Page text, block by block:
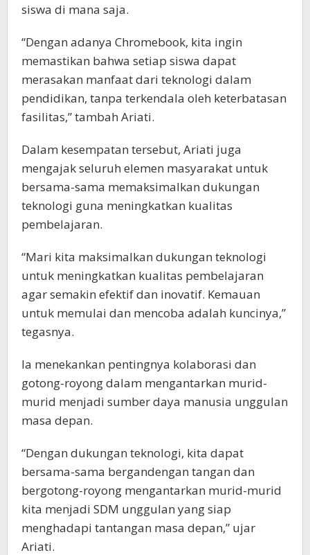
siswa di mana saja.
“Dengan adanya Chromebook, kita ingin
memastikan bahwa setiap siswa dapat
merasakan manfaat dari teknologi dalam
pendidikan, tanpa terkendala oleh keterbatasan
fasilitas,” tambah Ariati.
Dalam kesempatan tersebut, Ariati juga
mengajak seluruh elemen masyarakat untuk
bersama-sama memaksimalkan dukungan
teknologi guna meningkatkan kualitas
pembelajaran.
“Mari kita maksimalkan dukungan teknologi
untuk meningkatkan kualitas pembelajaran
agar semakin efektif dan inovatif. Kemauan
untuk memulai dan mencoba adalah kuncinya,”
tegasnya.
Ia menekankan pentingnya kolaborasi dan
gotong-royong dalam mengantarkan murid-
murid menjadi sumber daya manusia unggulan
masa depan.
“Dengan dukungan teknologi, kita dapat
bersama-sama bergandengan tangan dan
bergotong-royong mengantarkan murid-murid
kita menjadi SDM unggulan yang siap
menghadapi tantangan masa depan,” ujar
Ariati.